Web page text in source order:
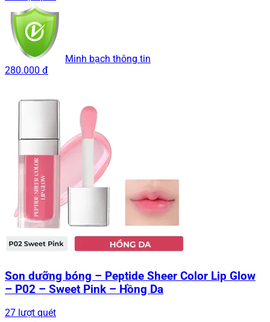
Minh bạch thông tin
280.000 đ
Son dưỡng bóng – Peptide Sheer Color Lip Glow
– P02 – Sweet Pink – Hồng Da
27 lượt quét